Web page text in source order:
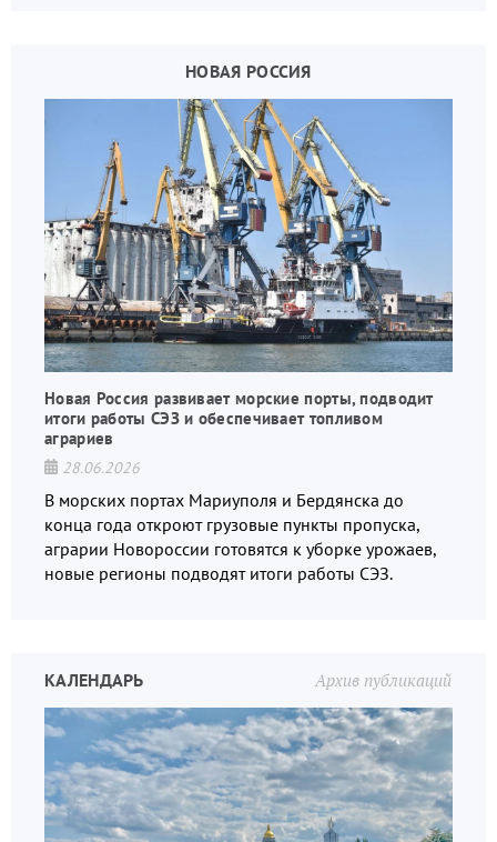
НОВАЯ РОССИЯ
Новая Россия развивает морские порты, подводит
итоги работы СЭЗ и обеспечивает топливом
аграриев
28.06.2026
В морских портах Мариуполя и Бердянска до
конца года откроют грузовые пункты пропуска,
аграрии Новороссии готовятся к уборке урожаев,
новые регионы подводят итоги работы СЭЗ.
Архив публикаций
КАЛЕНДАРЬ